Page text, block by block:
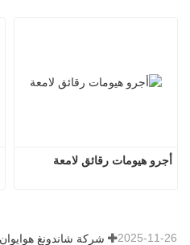
أجرو هيومات رقائق لامعة
2025-11-26